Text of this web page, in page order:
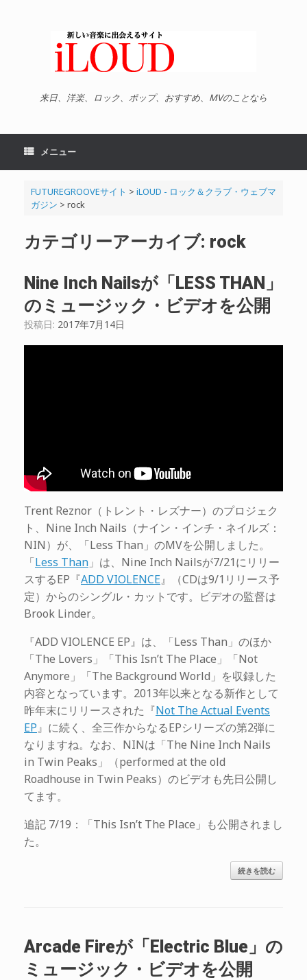
来日、洋楽、ロック、ポップ、おすすめ、MVのことなら
メニュー
FUTUREGROOVEサイト > iLOUD - ロック＆クラブ・ウェブマ
ガジン > rock
カテゴリーアーカイブ: rock
Nine Inch Nailsが「LESS THAN」
のミュージック・ビデオを公開
投稿日: 2017年7月14日
Trent Reznor（トレント・レズナー）のプロジェク
ト、Nine Inch Nails（ナイン・インチ・ネイルズ：
NIN）が、「Less Than」のMVを公開しました。
「Less Than 」は、Nine Inch Nailsが7/21にリリー
スするEP『ADD VIOLENCE』（CDは9/1リリース予
定）からのシングル・カットです。ビデオの監督は
Brook Linder。
『ADD VIOLENCE EP』は、「Less Than」のほか
「The Lovers」「This Isn’t The Place」「Not
Anymore」「The Background World」を収録した
内容となっています。2013年以来となる新作として
昨年末にリリースされた『Not The Actual Events
EP』に続く、全三作からなるEPシリーズの第2弾に
なりますね。なお、NINは「The Nine Inch Nails
in Twin Peaks」（performed at the old
Roadhouse in Twin Peaks）のビデオも先日公開し
てます。
追記 7/19：「This Isn’t The Place」も公開されまし
た。
続きを読む
Arcade Fireが「Electric Blue」の
ミュージック・ビデオを公開